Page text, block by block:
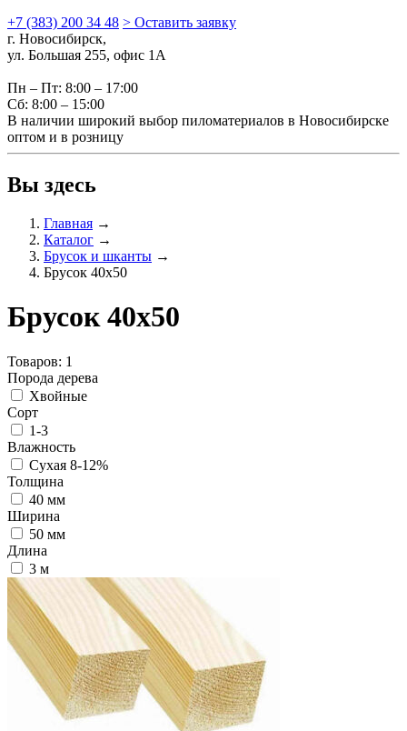
+7 (383) 200 34 48 > Оставить заявку
г. Новосибирск,
ул. Большая 255, офис 1А
Пн – Пт: 8:00 – 17:00
Сб: 8:00 – 15:00
В наличии широкий выбор пиломатериалов в Новосибирске
оптом и в розницу
Вы здесь
Главная →
Каталог →
Брусок и шканты →
Брусок 40х50
Брусок 40х50
Товаров: 1
Порода дерева
Хвойные
Сорт
1-3
Влажность
Сухая 8-12%
Толщина
40 мм
Ширина
50 мм
Длина
3 м